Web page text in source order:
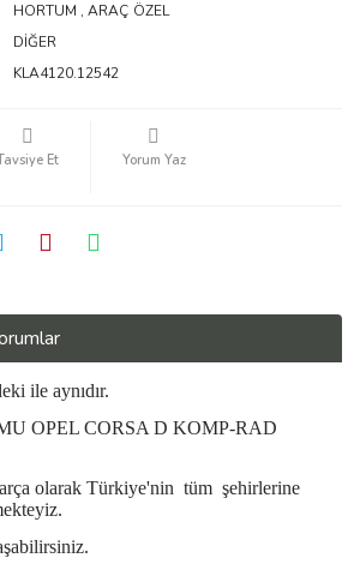
HORTUM ,ARAÇ ÖZEL
DİĞER
KLA4120.12542
Et Yorum Yaz
ile aynıdır.
OPEL CORSA D KOMP-RAD
olarak Türkiye'nin tüm şehirlerine